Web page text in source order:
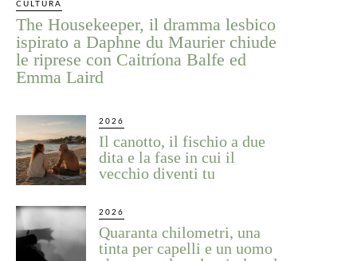
CULTURA
The Housekeeper, il dramma lesbico
ispirato a Daphne du Maurier chiude
le riprese con Caitríona Balfe ed
Emma Laird
2026
Il canotto, il fischio a due
dita e la fase in cui il
vecchio diventi tu
2026
Quaranta chilometri, una
tinta per capelli e un uomo